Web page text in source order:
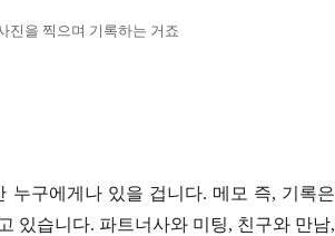
진을 찍으며 기록하는 거죠
누구에게나 있을 겁니다. 메모 즉, 기록은
있습니다. 파트너사와 미팅, 친구와 만남,